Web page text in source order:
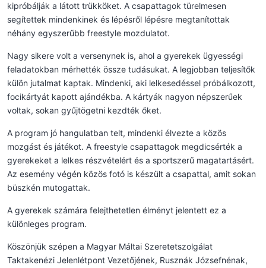
kipróbálják a látott trükköket. A csapattagok türelmesen
segítettek mindenkinek és lépésről lépésre megtanítottak
néhány egyszerűbb freestyle mozdulatot.
Nagy sikere volt a versenynek is, ahol a gyerekek ügyességi
feladatokban mérhették össze tudásukat. A legjobban teljesítők
külön jutalmat kaptak. Mindenki, aki lelkesedéssel próbálkozott,
focikártyát kapott ajándékba. A kártyák nagyon népszerűek
voltak, sokan gyűjtögetni kezdték őket.
A program jó hangulatban telt, mindenki élvezte a közös
mozgást és játékot. A freestyle csapattagok megdicsérték a
gyerekeket a lelkes részvételért és a sportszerű magatartásért.
Az esemény végén közös fotó is készült a csapattal, amit sokan
büszkén mutogattak.
A gyerekek számára felejthetetlen élményt jelentett ez a
különleges program.
Köszönjük szépen a Magyar Máltai Szeretetszolgálat
Taktakenézi Jelenlétpont Vezetőjének, Rusznák Józsefnénak,